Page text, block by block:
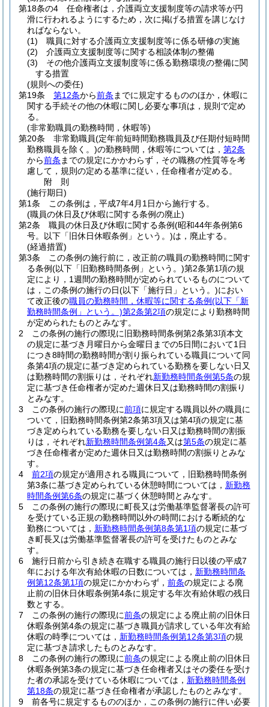
第18条の4
任命権者は，介護両立支援制度等の請求等が円
滑に行われるようにするため，次に掲げる措置を講じなけ
ればならない。
(1)
職員に対する介護両立支援制度等に係る研修の実施
(2)
介護両立支援制度等に関する相談体制の整備
(3)
その他介護両立支援制度等に係る勤務環境の整備に関
する措置
(規則への委任)
第19条
第12条から前条 までに規定するもののほか，休暇に
関する手続その他の休暇に関し必要な事項は，規則で定め
る。
(非常勤職員の勤務時間，休暇等)
第20条
非常勤職員(定年前短時間勤務職員及び任期付短時間
勤務職員を除く。)の勤務時間，休暇等については， 第2条
から前条 までの規定にかかわらず，その職務の性質等を考
慮して，規則の定める基準に従い，任命権者が定める。
附 則
(施行期日)
第1条
この条例は，平成7年4月1日から施行する。
(職員の休日及び休暇に関する条例の廃止)
第2条
職員の休日及び休暇に関する条例(昭和44年条例第6
号。以下「旧休日休暇条例」という。)は，廃止する。
(経過措置)
第3条
この条例の施行前に，改正前の職員の勤務時間に関す
る条例(以下「旧勤務時間条例」という。)第2条第1項の規
定により，1週間の勤務時間が定められているものについて
は，この条例の施行の日(以下「施行日」という。)におい
て改正後の職員の勤務時間，休暇等に関する条例(以下「新
勤務時間条例」という。)第2条第2項の規定により勤務時間
が定められたものとみなす。
2
この条例の施行の際現に旧勤務時間条例第2条第3項本文
の規定に基づき月曜日から金曜日までの5日間において1日
につき8時間の勤務時間が割り振られている職員について同
条第4項の規定に基づき定められている勤務を要しない日又
は勤務時間の割振りは，それぞれ新勤務時間条例第5条の規
定に基づき任命権者が定めた週休日又は勤務時間の割振り
とみなす。
3
この条例の施行の際現に前項に規定する職員以外の職員に
ついて，旧勤務時間条例第2条第3項又は第4項の規定に基
づき定められている勤務を要しない日又は勤務時間の割振
りは，それぞれ新勤務時間条例第4条又は第5条の規定に基
づき任命権者が定めた週休日又は勤務時間の割振りとみな
す。
4
前2項の規定が適用される職員について，旧勤務時間条例
第3条に基づき定められている休憩時間については， 新勤務
時間条例第6条の規定に基づく休憩時間とみなす。
5
この条例の施行の際現に町長又は労働基準監督署長の許可
を受けている正規の勤務時間以外の時間における断続的な
勤務については， 新勤務時間条例第8条第1項の規定に基づ
き町長又は労働基準監督署長の許可を受けたものとみな
す。
6
施行日前から引き続き在職する職員の施行日以後の平成7
年における年次有給休暇の日数については， 新勤務時間条
例第12条第1項の規定にかかわらず， 前条の規定による廃
止前の旧休日休暇条例第4条に規定する年次有給休暇の残日
数とする。
7
この条例の施行の際現に前条の規定による廃止前の旧休日
休暇条例第4条の規定に基づき職員が請求している年次有給
休暇の時季については， 新勤務時間条例第12条第3項の規
定に基づき請求したものとみなす。
8
この条例の施行の際現に前条の規定による廃止前の旧休日
休暇条例第3条の規定に基づき任命権者又はその委任を受け
た者の承認を受けている休暇については， 新勤務時間条例
第18条の規定に基づき任命権者が承認したものとみなす。
9
前各号に規定するもののほか，この条例の施行に伴い必要